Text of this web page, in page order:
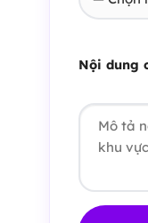
Nội dung